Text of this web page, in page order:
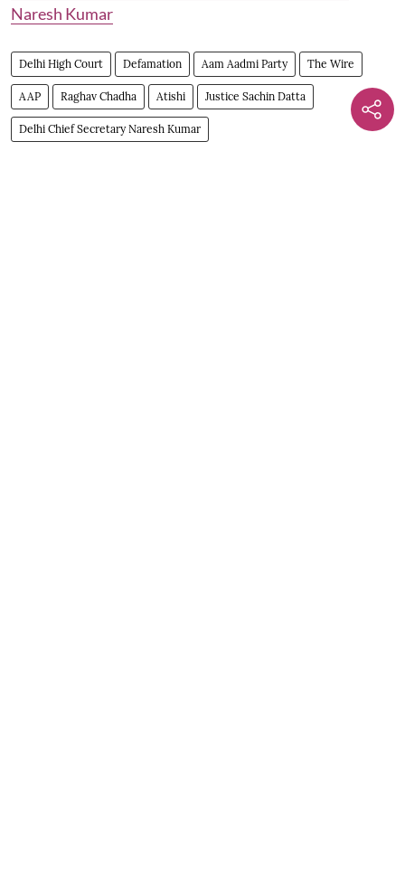
Naresh Kumar
Delhi High Court Defamation Aam Aadmi Party The Wire
AAP Raghav Chadha Atishi Justice Sachin Datta
Delhi Chief Secretary Naresh Kumar